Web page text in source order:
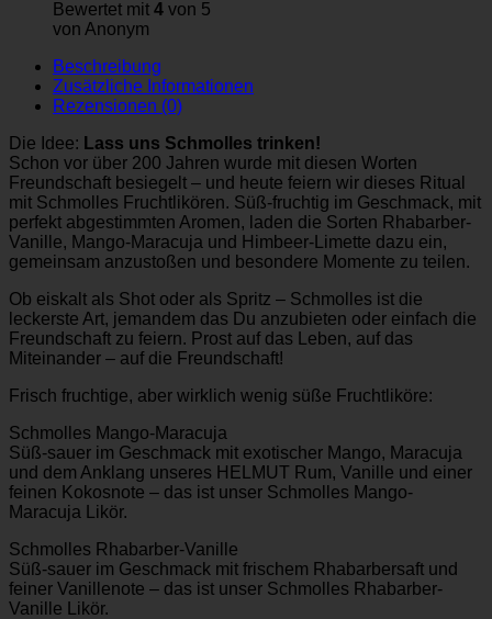
Bewertet mit 4 von 5
von Anonym
Beschreibung
Zusätzliche Informationen
Rezensionen (0)
Die Idee: Lass uns Schmolles trinken!
Schon vor über 200 Jahren wurde mit diesen Worten
Freundschaft besiegelt – und heute feiern wir dieses Ritual
mit Schmolles Fruchtlikören. Süß-fruchtig im Geschmack, mit
perfekt abgestimmten Aromen, laden die Sorten Rhabarber-
Vanille, Mango-Maracuja und Himbeer-Limette dazu ein,
gemeinsam anzustoßen und besondere Momente zu teilen.
Ob eiskalt als Shot oder als Spritz – Schmolles ist die
leckerste Art, jemandem das Du anzubieten oder einfach die
Freundschaft zu feiern. Prost auf das Leben, auf das
Miteinander – auf die Freundschaft!
Frisch fruchtige, aber wirklich wenig süße Fruchtliköre:
Schmolles Mango-Maracuja
Süß-sauer im Geschmack mit exotischer Mango, Maracuja
und dem Anklang unseres HELMUT Rum, Vanille und einer
feinen Kokosnote – das ist unser Schmolles Mango-
Maracuja Likör.
Schmolles Rhabarber-Vanille
Süß-sauer im Geschmack mit frischem Rhabarbersaft und
feiner Vanillenote – das ist unser Schmolles Rhabarber-
Vanille Likör.